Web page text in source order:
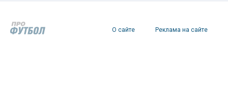
О сайте Реклама на сайте